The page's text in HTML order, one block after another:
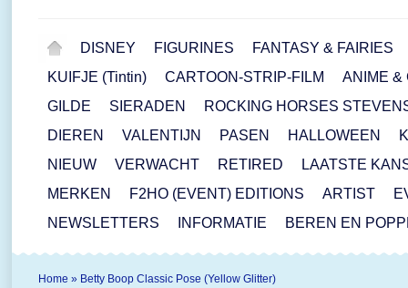
DISNEY FIGURINES
FANTASY & FAIRIES
KUIFJE (Tintin)
CARTOON-STRIP-FILM
ANIME &
GILDE
SIERADEN
ROCKING HORSES
DIEREN
VALENTIJN PASEN HALLOWEEN
NIEUW
VERWACHT RETIRED
LAATSTE
MERKEN
F2HO (EVENT) EDITIONS ARTIST
NEWSLETTERS
INFORMATIE BEREN EN
Home » Betty Boop Classic Pose (Yellow Glitter)